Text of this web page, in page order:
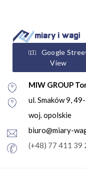
Google
View
MIW GROUP
ul. Smaków 9,
woj. opolskie
biuro@miary-
(+48) 77 411 39